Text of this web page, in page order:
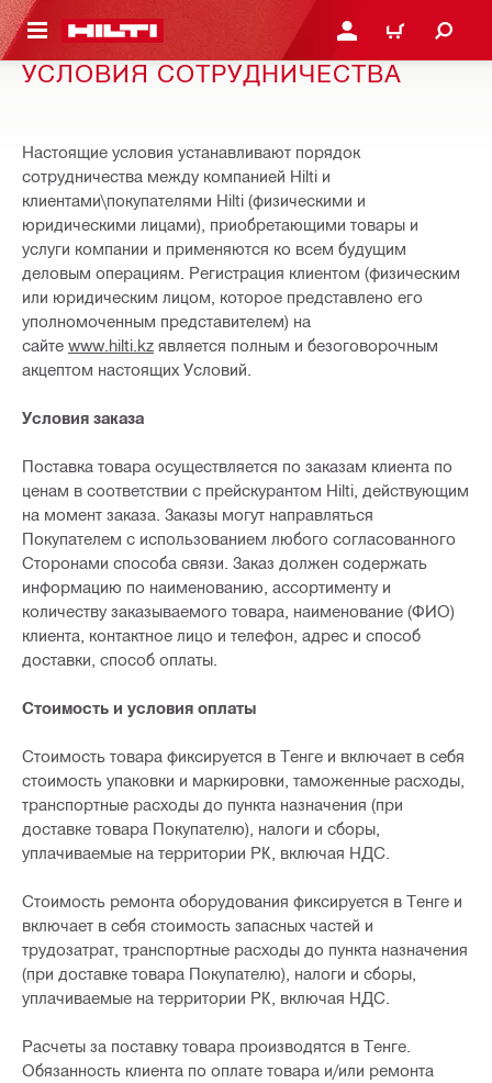
КОНТЕНТУ ВОЙДИТЕ В СВОЮ
КОРЗИНА
УСЛОВИЯ СОТРУДНИЧЕСТВА
Настоящие условия устанавливают порядок
сотрудничества между компанией Hilti и
клиентами\покупателями Hilti (физическими и
юридическими лицами), приобретающими товары и
услуги компании и применяются ко всем будущим
деловым операциям. Регистрация клиентом (физическим
или юридическим лицом, которое представлено его
уполномоченным представителем) на
сайте www.hilti.kz является полным и безоговорочным
акцептом настоящих Условий.
Условия заказа
Поставка товара осуществляется по заказам клиента по
ценам в соответствии с прейскурантом Hilti, действующим
на момент заказа. Заказы могут направляться
Покупателем с использованием любого согласованного
Сторонами способа связи. Заказ должен содержать
информацию по наименованию, ассортименту и
количеству заказываемого товара, наименование (ФИО)
клиента, контактное лицо и телефон, адрес и способ
доставки, способ оплаты.
Стоимость и условия оплаты
Стоимость товара фиксируется в Тенге и включает в себя
стоимость упаковки и маркировки, таможенные расходы,
транспортные расходы до пункта назначения (при
доставке товара Покупателю), налоги и сборы,
уплачиваемые на территории РК, включая НДС.
Стоимость ремонта оборудования фиксируется в Тенге и
включает в себя стоимость запасных частей и
трудозатрат, транспортные расходы до пункта назначения
(при доставке товара Покупателю), налоги и сборы,
уплачиваемые на территории РК, включая НДС.
Расчеты за поставку товара производятся в Тенге.
Обязанность клиента по оплате товара и/или ремонта